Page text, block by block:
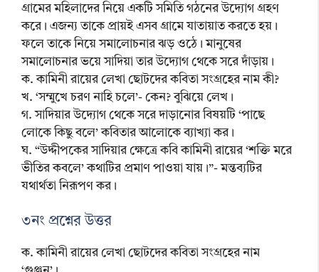
গ্রামের মহিলাদের নিয়ে একটি সমিতি গঠনের উদ্যোগ গ্রহণ
করে। এজন্য তাকে প্রায়ই এসব গ্রামে যাতায়াত করতে হয়।
ফলে তাকে নিয়ে সমালোচনার ঝড় ওঠে। মানুষের
সমালোচনার ভয়ে সাদিয়া তার উদ্যোগ থেকে সরে দাঁড়ায়।
ক. কামিনী রায়ের লেখা ছোটদের কবিতা সংগ্রহের নাম কী?
খ. ‘সম্মুখে চরণ নাহি চলে’- কেন? বুঝিয়ে লেখ।
গ. সাদিয়ার উদ্যোগ থেকে সরে দাড়ানোর বিষয়টি ‘পাছে
লোকে কিছু বলে’ কবিতার আলোকে ব্যাখ্যা কর।
ঘ. “উদ্দীপকের সাদিয়ার ক্ষেত্রে কবি কামিনী রায়ের ‘শক্তি মরে
ভীতির কবলে’ কথাটির প্রমাণ পাওয়া যায়।”- মন্তব্যটির
যথার্থতা নিরূপণ কর।
৩নং প্রশ্নের উত্তর
ক. কামিনী রায়ের লেখা ছোটদের কবিতা সংগ্রহের নাম